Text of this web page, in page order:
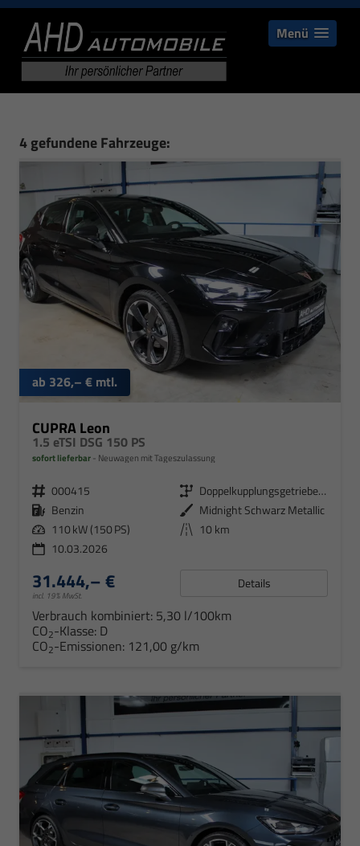
Menü
4 gefundene Fahrzeuge:
ab 326,– € mtl.
CUPRA Leon
1.5 eTSI DSG 150 PS
sofort lieferbar Neuwagen mit Tageszulassung
000415
Doppelkupplungsgetriebe (DSG)
Benzin
Midnight Schwarz Metallic
110 kW (150 PS)
10 km
10.03.2026
31.444,– €
incl. 19% MwSt.
Details
Verbrauch kombiniert: 5,30 l/100km
CO2-Klasse: D
CO2-Emissionen: 121,00 g/km